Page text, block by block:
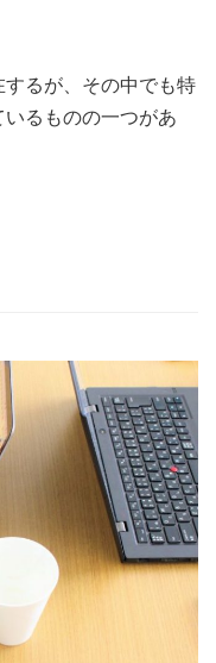
るが、その中でも特
るものの一つがあ